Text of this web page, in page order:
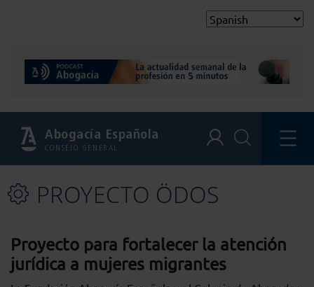
Abogacía Española
CONSEJO GENERAL
PROYECTO ÖDOS
Proyecto para fortalecer la atención
jurídica a mujeres migrantes